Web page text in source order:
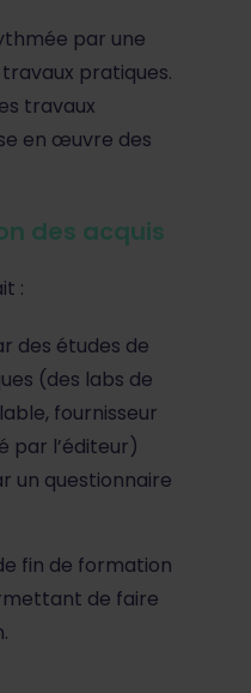
par une
pratiques.
travaux
en œuvre des
des acquis
:
des études de
(des labs de
fournisseur
par l’éditeur)
un questionnaire
fin de formation
de faire